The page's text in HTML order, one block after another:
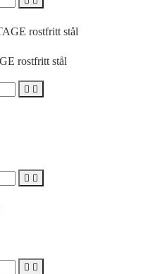
rostfritt stål
 
 
 